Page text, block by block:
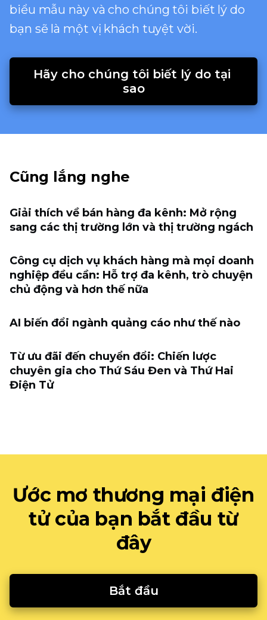
biểu mẫu này và cho chúng tôi biết lý do
bạn sẽ là một vị khách tuyệt vời.
Hãy cho chúng tôi biết lý do tại
sao
Cũng lắng nghe
Giải thích về bán hàng đa kênh: Mở rộng
sang các thị trường lớn và thị trường ngách
Công cụ dịch vụ khách hàng mà mọi doanh
nghiệp đều cần: Hỗ trợ đa kênh, trò chuyện
chủ động và hơn thế nữa
AI biến đổi ngành quảng cáo như thế nào
Từ ưu đãi đến chuyển đổi: Chiến lược
chuyên gia cho Thứ Sáu Đen và Thứ Hai
Điện Tử
Ước mơ thương mại điện
tử của bạn bắt đầu từ
đây
Bắt đầu